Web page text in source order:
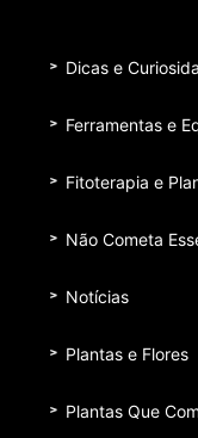
Dicas e
Ferramentas e
Fitoterapia e
Não Cometa
Notícias
Plantas e Flores
Plantas Que